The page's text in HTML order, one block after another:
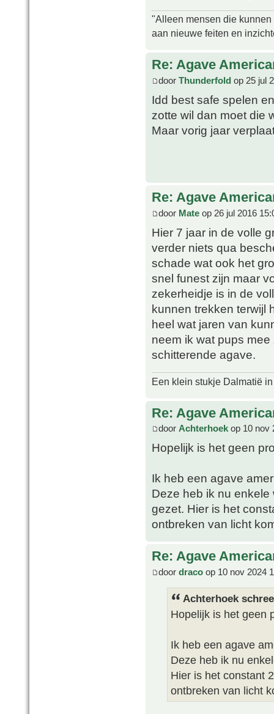
"Alleen mensen die
aan nieuwe feiten en
Re: Agave
door Thunderfold op 25 jul
Idd best safe spelen
zotte wil dan moet die
Maar vorig jaar
Re: Agave
door Mate op 26 jul 2016
Hier 7 jaar in de volle
verder niets qua
schade wat ook het
snel funest zijn maar
zekerheidje is in de
kunnen trekken terwijl
heel wat jaren van
neem ik wat pups
schitterende agave.
Een klein stukje Dalmatië
Re: Agave
door Achterhoek op 10 nov
Hopelijk is het geen
Ik heb een agave
Deze heb ik nu
gezet. Hier is het
ontbreken van licht
Re: Agave
door draco op 10 nov 2024
Achterhoek
Hopelijk is het geen
Ik heb een agave
Deze heb ik nu
Hier is het constant
ontbreken van licht